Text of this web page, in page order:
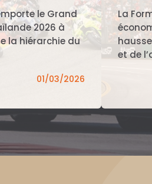
le Grand
2026 à
la hiérarchie du
01/03/2026
La
et de